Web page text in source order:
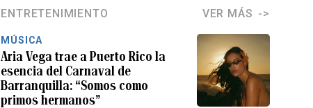
ENTRETENIMIENTO VER MÁS
MÚSICA
Aria Vega trae a Puerto Rico la
esencia del Carnaval de
Barranquilla: “Somos como
primos hermanos”